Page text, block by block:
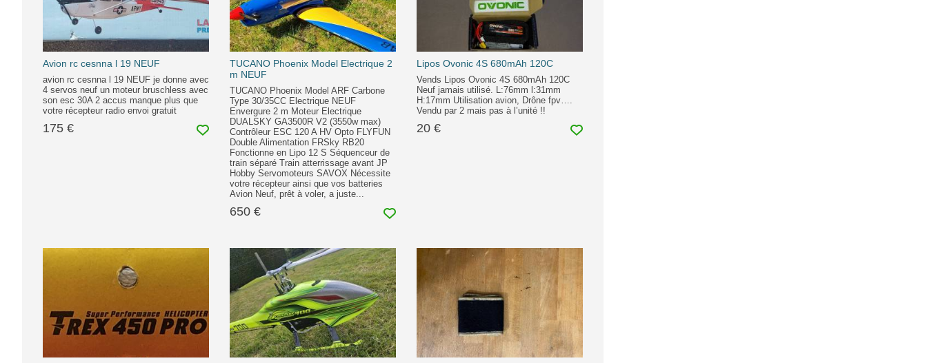
Avion rc cesnna l 19 NEUF
avion rc cesnna l 19 NEUF je donne avec
4 servos neuf un moteur bruschless avec
son esc 30A 2 accus manque plus que
votre récepteur radio envoi gratuit
175 €
TUCANO Phoenix Model Electrique 2
m NEUF
TUCANO Phoenix Model ARF Carbone
Type 30/35CC Electrique NEUF
Envergure 2 m Moteur Electrique
DUALSKY GA3500R V2 (3550w max)
Contrôleur ESC 120 A HV Opto FLYFUN
Double Alimentation FRSky RB20
Fonctionne en Lipo 12 S Séquenceur de
train séparé Train atterrissage avant JP
Hobby Servomoteurs SAVOX Nécessite
votre récepteur ainsi que vos batteries
Avion Neuf, prêt à voler, a juste...
650 €
Lipos Ovonic 4S 680mAh 120C
Vends Lipos Ovonic 4S 680mAh 120C
Neuf jamais utilisé. L:76mm l:31mm
H:17mm Utilisation avion, Drône fpv….
Vendu par 2 mais pas à l’unité !!
20 €